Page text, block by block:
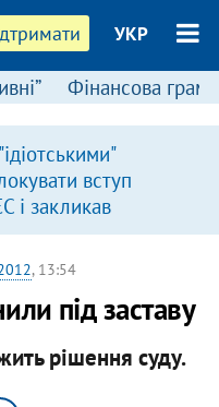
УКР
Фінансова
вступ
і закликав
, 13:54
під заставу
рішення суду.